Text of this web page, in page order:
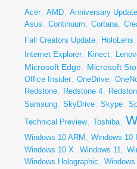
Acer, AMD, Anniversary Update
Asus , Continuum , Cortana,
Fall Creators Update, HoloLens ,
Internet Explorer, Kinect,
Microsoft Edge, Microsoft
Office Insider, OneDrive,
Redstone, Redstone 4,
Samsung, SkyDrive, Skype,
Technical Preview, Toshiba,
Windows 10 ARM , Windows 10
Windows 10 X, Windows 11,
Windows Holographic ,